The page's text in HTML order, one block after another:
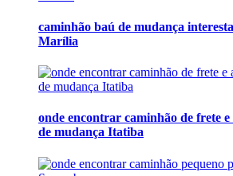
caminhão baú de mudança
Marília
onde encontrar caminhão de frete
de mudança Itatiba